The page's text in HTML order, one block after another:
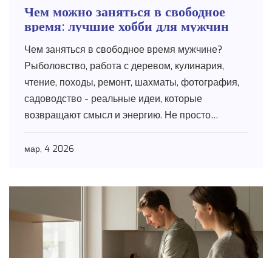
Чем можно заняться в свободное
время: лучшие хобби для мужчин
Чем заняться в свободное время мужчине?
Рыболовство, работа с деревом, кулинария,
чтение, походы, ремонт, шахматы, фотография,
садоводство - реальные идеи, которые
возвращают смысл и энергию. Не просто
мар, 4 2026